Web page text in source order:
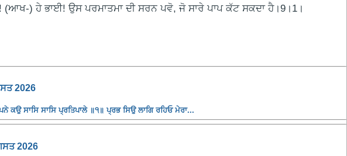
(ਆਖ-) ਹੇ ਭਾਈ! ਉਸ ਪਰਮਾਤਮਾ ਦੀ ਸਰਨ ਪਵੋ, ਜੋ ਸਾਰੇ ਪਾਪ ਕੱਟ ਸਕਦਾ ਹੈ।9।1।
2026
ਸਾਸਿ ਸਾਸਿ ਪ੍ਰਤਿਪਾਲੇ ॥੧॥ ਪ੍ਰਭ ਸਿਉ ਲਾਗਿ ਰਹਿਓ ਮੇਰਾ...
2026